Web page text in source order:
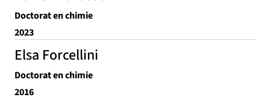
Doctorat en chimie
2023
Elsa Forcellini
Doctorat en chimie
2016